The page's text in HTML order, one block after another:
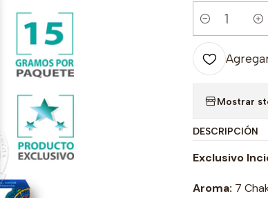
Cantidad
Mostrar
DESCRIPCIÓN
Exclusivo
Aroma: 7